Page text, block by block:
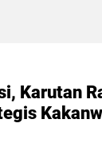
Karutan